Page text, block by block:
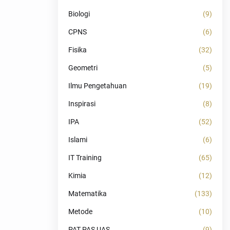
Biologi (9)
CPNS (6)
Fisika (32)
Geometri (5)
Ilmu Pengetahuan (19)
Inspirasi (8)
IPA (52)
Islami (6)
IT Training (65)
Kimia (12)
Matematika (133)
Metode (10)